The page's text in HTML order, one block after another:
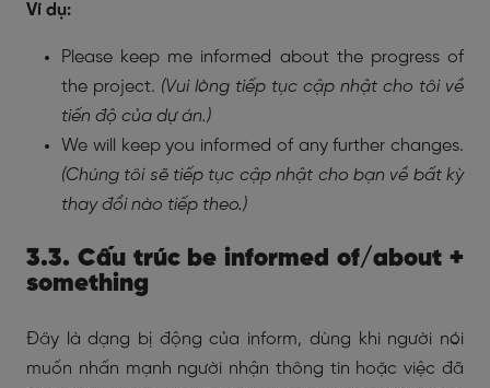
Ví dụ:
Please keep me informed about the progress of
the project. (Vui lòng tiếp tục cập nhật cho tôi về
tiến độ của dự án.)
We will keep you informed of any further changes.
(Chúng tôi sẽ tiếp tục cập nhật cho bạn về bất kỳ
thay đổi nào tiếp theo.)
3.3. Cấu trúc be informed of/about +
something
Đây là dạng bị động của inform, dùng khi người nói
muốn nhấn mạnh người nhận thông tin hoặc việc đã